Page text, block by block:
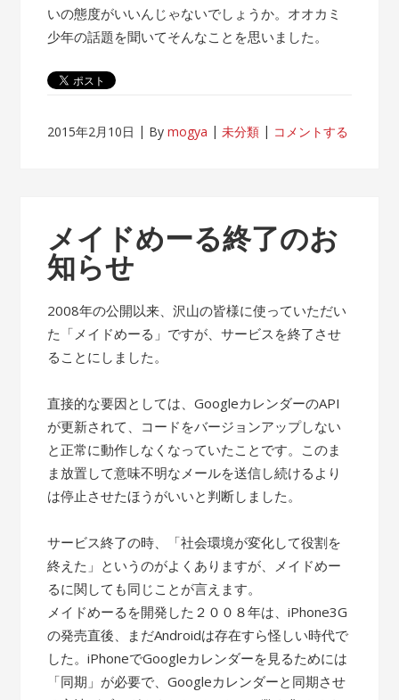
いの態度がいいんじゃないでしょうか。オオカミ
少年の話題を聞いてそんなことを思いました。
2015年2月10日 Bymogya 未分類 コメントする
メイドめーる終了のお
知らせ
2008年の公開以来、沢山の皆様に使っていただい
た「メイドめーる」ですが、サービスを終了させ
ることにしました。
直接的な要因としては、GoogleカレンダーのAPI
が更新されて、コードをバージョンアップしない
と正常に動作しなくなっていたことです。このま
ま放置して意味不明なメールを送信し続けるより
は停止させたほうがいいと判断しました。
サービス終了の時、「社会環境が変化して役割を
終えた」というのがよくありますが、メイドめー
るに関しても同じことが言えます。
メイドめーるを開発した２００８年は、iPhone3G
の発売直後、まだAndroidは存在すら怪しい時代で
した。iPhoneでGoogleカレンダーを見るためには
「同期」が必要で、Googleカレンダーと同期させ